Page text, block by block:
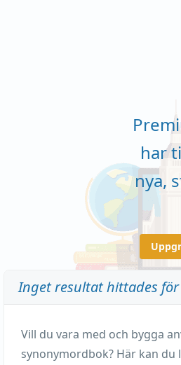
har
nya,
Inget resultat hittades
Vill du vara med och bygga
synonymordbok? Här kan du